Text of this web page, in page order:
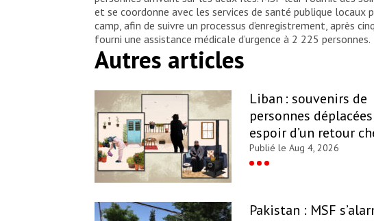
et se coordonne avec les services de santé publique
camp, afin de suivre un processus d’enregistrement, après
fourni une assistance médicale d’urgence à 2 225 personnes.
Autres articles
Liban : souvenirs de
personnes
espoir d’un retour
Publié le Aug 4, 2026
Pakistan : MSF